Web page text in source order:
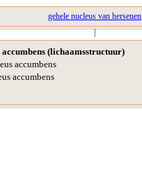
gehele nucleus van hersenen
|
accumbens (lichaamsstructuur)
accumbens
accumbens